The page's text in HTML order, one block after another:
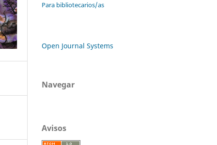
Para bibliotecarios/as
Open Journal Systems
Navegar
Avisos